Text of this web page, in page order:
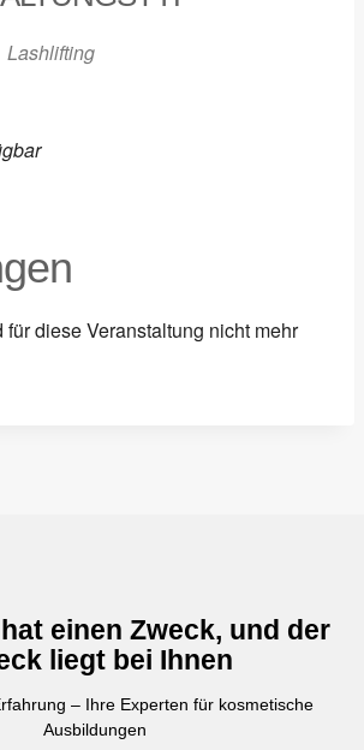
Lashlifting
diese Veranstaltung nicht mehr
einen Zweck, und der
liegt bei Ihnen
– Ihre Experten für kosmetische
Ausbildungen